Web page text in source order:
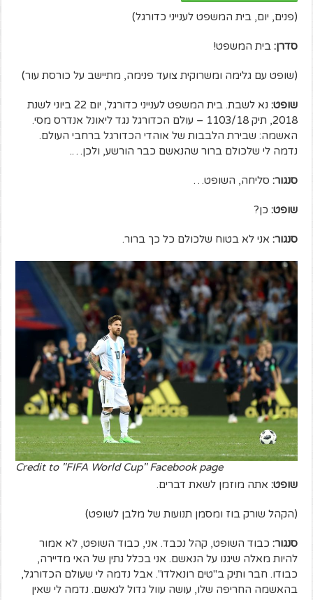
(פנים, יום, בית המשפט לענייני כדורגל)
סדרן: בית המשפט!
(שופט עם גלימה ומשרוקית צועד פנימה, מתיישב על כורסת עור)
שופט:
נא לשבת. בית המשפט לענייני כדורגל, יום 22 ביוני לשנת
2018, תיק 1103/18 – עולם הכדורגל נגד ליאונל אנדרס מסי.
האשמה: שבירת הלבבות של אוהדי הכדורגל ברחבי העולם.
נדמה לי שלכולם ברור שהנאשם כבר הורשע, ולכן….
סנגור: סליחה, השופט…
שופט: כן?
סנגור: אני לא בטוח שלכולם כל כך ברור.
Credit to "FIFA World Cup" Facebook page
שופט: אתה מוזמן לשאת דברים.
(הקהל שורק בוז ומסמן תנועות של מלבן לשופט)
סנגור: כבוד השופט, קהל נכבד. אני, כבוד השופט, לא אמור
להיות מאלה שיגנו על הנאשם. אני בכלל נתין של האי מדיירה,
כבודו. חבר ותיק ב"טים רונאלדו". אבל נדמה לי שעולם הכדורגל,
בהאשמה החריפה שלו, עושה עוול גדול לנאשם. נדמה לי שאין